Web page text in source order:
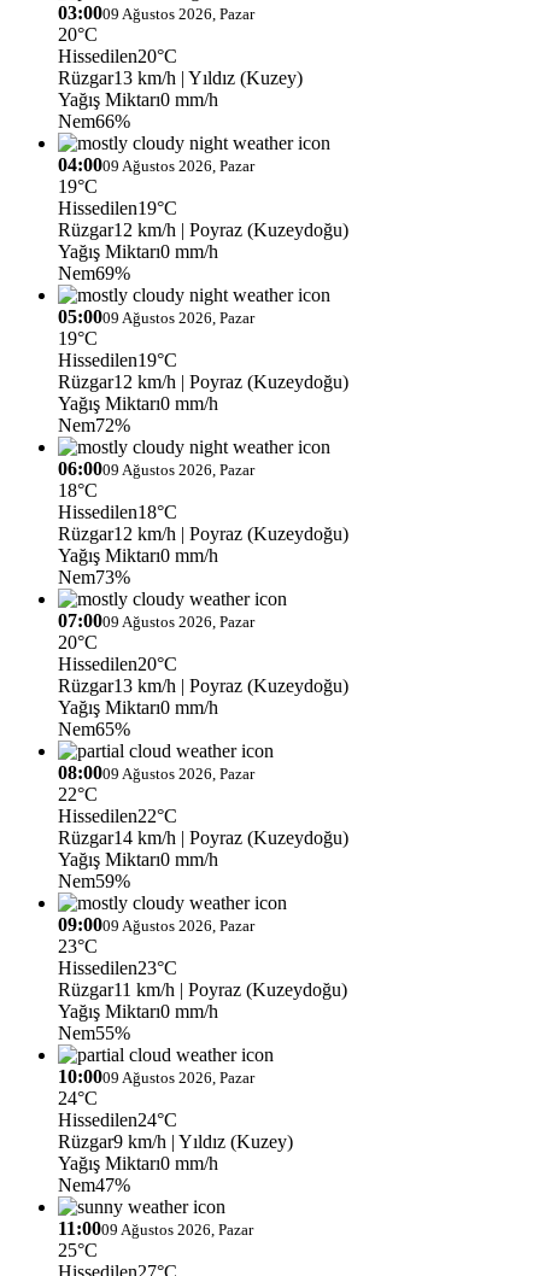
03:0009 Ağustos 2026, Pazar
20°C
Hissedilen20°C
Rüzgar13 km/h | Yıldız (Kuzey)
Yağış Miktarı0 mm/h
Nem66%
04:0009 Ağustos 2026, Pazar
19°C
Hissedilen19°C
Rüzgar12 km/h | Poyraz (Kuzeydoğu)
Yağış Miktarı0 mm/h
Nem69%
05:0009 Ağustos 2026, Pazar
19°C
Hissedilen19°C
Rüzgar12 km/h | Poyraz (Kuzeydoğu)
Yağış Miktarı0 mm/h
Nem72%
06:0009 Ağustos 2026, Pazar
18°C
Hissedilen18°C
Rüzgar12 km/h | Poyraz (Kuzeydoğu)
Yağış Miktarı0 mm/h
Nem73%
07:0009 Ağustos 2026, Pazar
20°C
Hissedilen20°C
Rüzgar13 km/h | Poyraz (Kuzeydoğu)
Yağış Miktarı0 mm/h
Nem65%
08:0009 Ağustos 2026, Pazar
22°C
Hissedilen22°C
Rüzgar14 km/h | Poyraz (Kuzeydoğu)
Yağış Miktarı0 mm/h
Nem59%
09:0009 Ağustos 2026, Pazar
23°C
Hissedilen23°C
Rüzgar11 km/h | Poyraz (Kuzeydoğu)
Yağış Miktarı0 mm/h
Nem55%
10:0009 Ağustos 2026, Pazar
24°C
Hissedilen24°C
Rüzgar9 km/h | Yıldız (Kuzey)
Yağış Miktarı0 mm/h
Nem47%
11:0009 Ağustos 2026, Pazar
25°C
Hissedilen27°C